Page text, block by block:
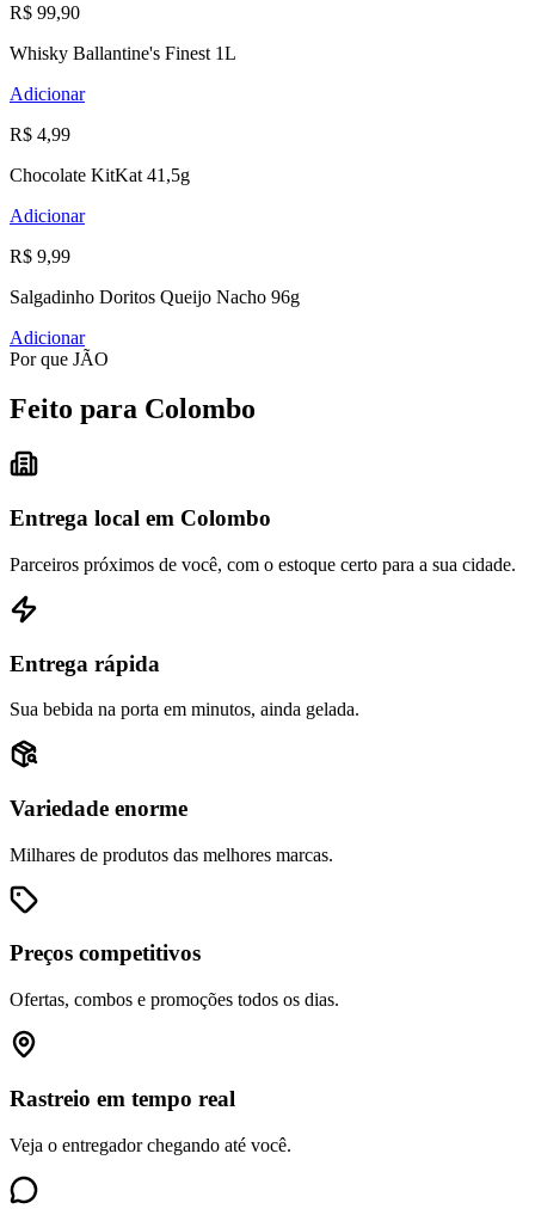
R$ 99,90
Whisky Ballantine's Finest 1L
Adicionar
R$ 4,99
Chocolate KitKat 41,5g
Adicionar
R$ 9,99
Salgadinho Doritos Queijo Nacho 96g
Adicionar
Por que JÃO
Feito para Colombo
Entrega local em Colombo
Parceiros próximos de você, com o estoque certo para a sua cidade.
Entrega rápida
Sua bebida na porta em minutos, ainda gelada.
Variedade enorme
Milhares de produtos das melhores marcas.
Preços competitivos
Ofertas, combos e promoções todos os dias.
Rastreio em tempo real
Veja o entregador chegando até você.